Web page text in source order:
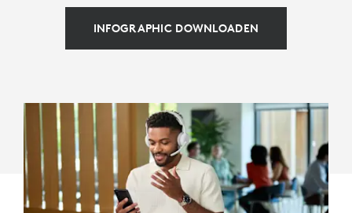
INFOGRAPHIC DOWNLOADEN